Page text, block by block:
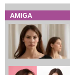
AMIGA